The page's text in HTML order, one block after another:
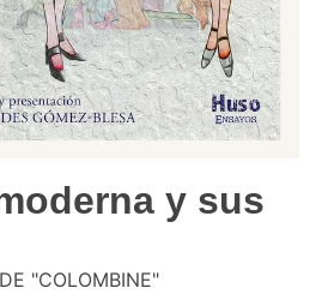
y sus
"COLOMBINE"